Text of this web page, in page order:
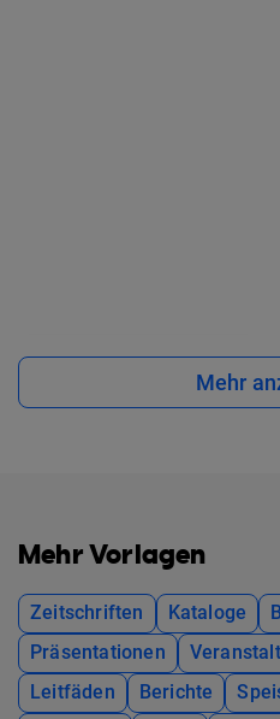
Mehr
Mehr Vorlagen
Zeitschriften Kataloge
Präsentationen
Leitfäden
Berichte